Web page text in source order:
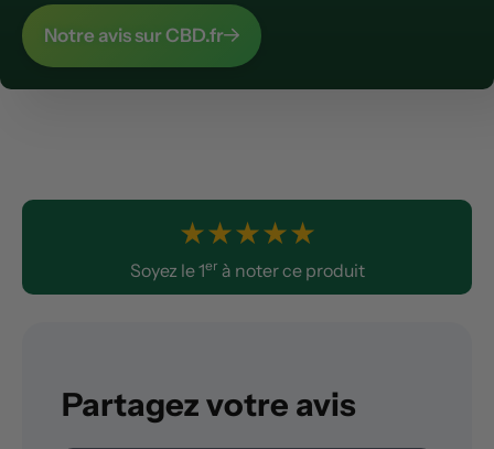
Notre avis sur CBD.fr
★★★★★
Soyez le 1er à noter ce produit
Partagez votre avis